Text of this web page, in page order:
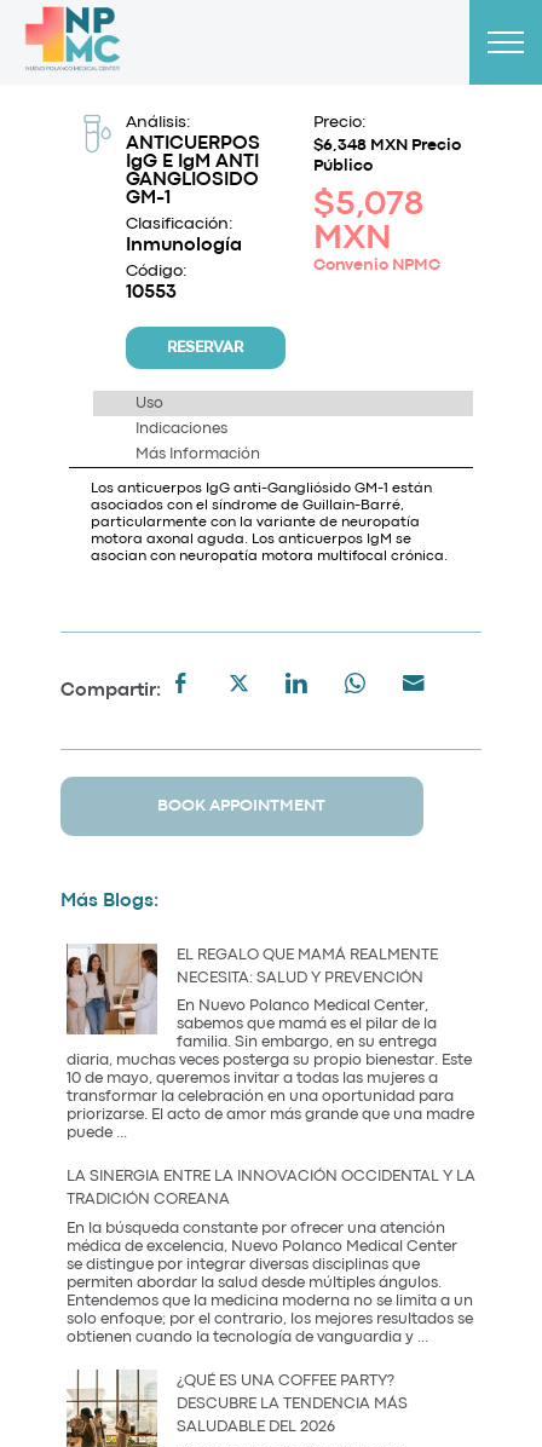
Análisis:
ANTICUERPOS
IgG E IgM ANTI
GANGLIOSIDO
GM-1
Clasificación:
Inmunología
Código:
10553
RESERVAR
Precio:
$6,348 MXN Precio
Público
$5,078
MXN
Convenio NPMC
Uso
Indicaciones
Más Información
Los anticuerpos IgG anti-Gangliósido GM-1 están
asociados con el síndrome de Guillain-Barré,
particularmente con la variante de neuropatía
motora axonal aguda. Los anticuerpos IgM se
asocian con neuropatía motora multifocal crónica.
Compartir:
BOOK APPOINTMENT
Más Blogs:
EL REGALO QUE MAMÁ REALMENTE
NECESITA: SALUD Y PREVENCIÓN
En Nuevo Polanco Medical Center,
sabemos que mamá es el pilar de la
familia. Sin embargo, en su entrega
diaria, muchas veces posterga su propio bienestar. Este
10 de mayo, queremos invitar a todas las mujeres a
transformar la celebración en una oportunidad para
priorizarse. El acto de amor más grande que una madre
puede ...
que
Realmente
Necesita:
Salud
y
Prevención
LA SINERGIA ENTRE LA INNOVACIÓN OCCIDENTAL Y LA
TRADICIÓN COREANA
En la búsqueda constante por ofrecer una atención
médica de excelencia, Nuevo Polanco Medical Center
se distingue por integrar diversas disciplinas que
permiten abordar la salud desde múltiples ángulos.
Entendemos que la medicina moderna no se limita a un
solo enfoque; por el contrario, los mejores resultados se
obtienen cuando la tecnología de vanguardia y
¿QUÉ ES UNA COFFEE PARTY?
DESCUBRE LA TENDENCIA MÁS
SALUDABLE DEL 2026